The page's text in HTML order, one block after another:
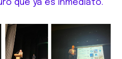
que ya es inmediato.